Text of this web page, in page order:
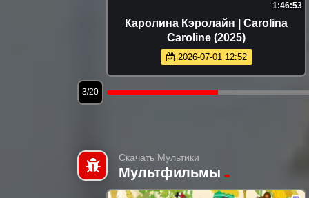
1:46:53
Каролина Кэролайн | Carolina
Caroline (2025)
2026-07-01 12:52
3/20
Скачать Мультики
Мультфильмы